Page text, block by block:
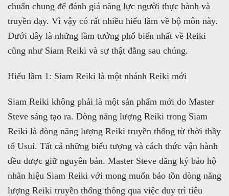
chuẩn chung để đánh giá năng lực người thực hành và
truyền dạy. Vì vậy có rất nhiều hiểu lầm về bộ môn này.
Dưới đây là những lầm tưởng phổ biến nhất về Reiki
cũng như Siam Reiki và sự thật đằng sau chúng.
Hiểu lầm 1: Siam Reiki là một nhánh Reiki mới
Siam Reiki không phải là một sản phẩm mới do Master
Steve sáng tạo ra. Dòng năng lượng Reiki trong Siam
Reiki là dòng năng lượng Reiki truyền thống từ thời thầy
tổ Usui. Tất cả những biểu tượng và cách thức vận hành
đều được giữ nguyên bản. Master Steve đăng ký bảo hộ
nhãn hiệu Siam Reiki với mong muốn bảo tồn dòng năng
lượng Reiki truyền thống thông qua việc duy trì tiêu